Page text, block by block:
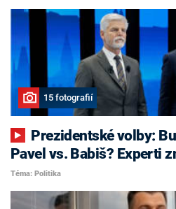
15 fotografií
Pavel vs. Babiš? Experti
Téma: Politika